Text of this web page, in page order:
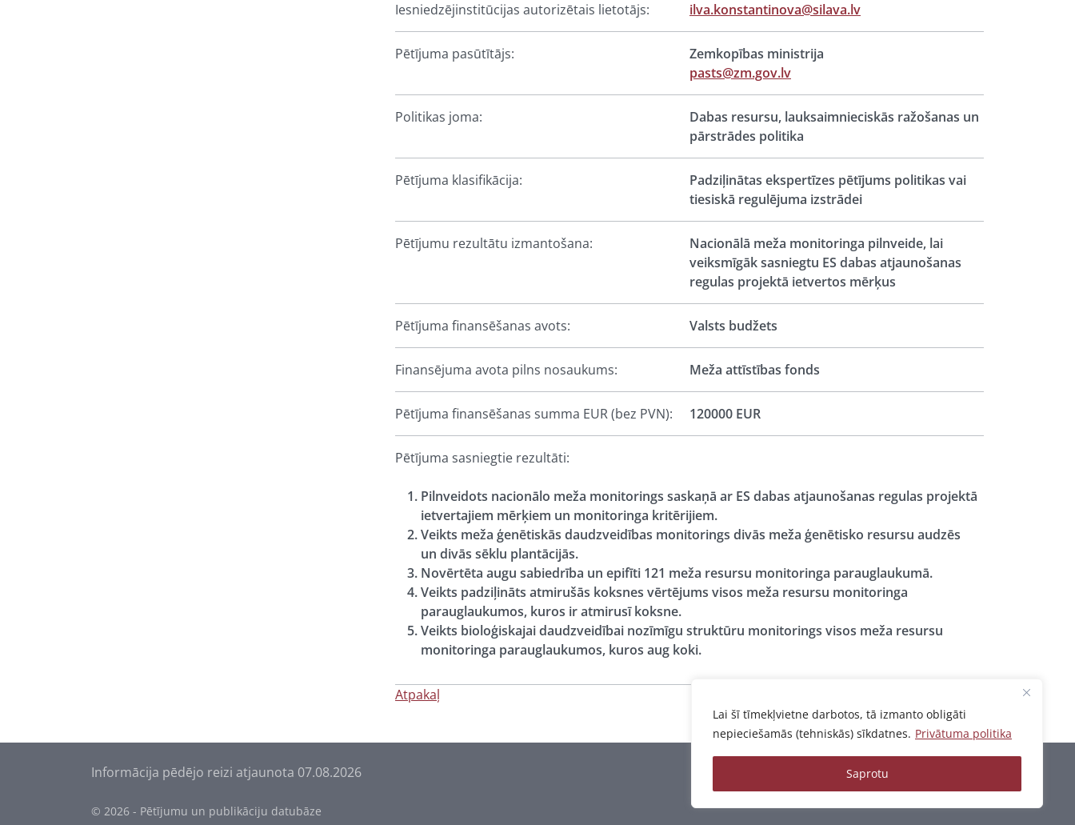
Lai šī tīmekļvietne darbotos, tā izmanto obligāti
nepieciešamās (tehniskās) sīkdatnes. Privātuma politika
Saprotu
Iesniedzējinstitūcijas autorizētais lietotājs: ilva.konstantinova@silava.lv
Pētījuma pasūtītājs:
Zemkopības ministrija
pasts@zm.gov.lv
Politikas joma:
Dabas resursu, lauksaimnieciskās ražošanas un
pārstrādes politika
Pētījuma klasifikācija:
Padziļinātas ekspertīzes pētījums politikas vai
tiesiskā regulējuma izstrādei
Pētījumu rezultātu izmantošana:
Nacionālā meža monitoringa pilnveide, lai
veiksmīgāk sasniegtu ES dabas atjaunošanas
regulas projektā ietvertos mērķus
Pētījuma finansēšanas avots: Valsts budžets
Finansējuma avota pilns nosaukums: Meža attīstības fonds
Pētījuma finansēšanas summa EUR (bez PVN): 120000 EUR
Pētījuma sasniegtie rezultāti:
Pilnveidots nacionālo meža monitorings saskaņā ar ES dabas atjaunošanas regulas projektā
ietvertajiem mērķiem un monitoringa kritērijiem.
Veikts meža ģenētiskās daudzveidības monitorings divās meža ģenētisko resursu audzēs
un divās sēklu plantācijās.
Novērtēta augu sabiedrība un epifīti 121 meža resursu monitoringa parauglaukumā.
Veikts padziļināts atmirušās koksnes vērtējums visos meža resursu monitoringa
parauglaukumos, kuros ir atmirusī koksne.
Veikts bioloģiskajai daudzveidībai nozīmīgu struktūru monitorings visos meža resursu
monitoringa parauglaukumos, kuros aug koki.
Atpakaļ
Informācija pēdējo reizi atjaunota 07.08.2026 Privātuma politika
© 2026 - Pētījumu un publikāciju datubāze